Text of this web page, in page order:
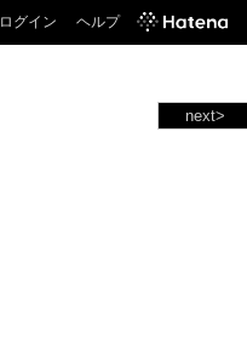
ログイン ヘルプ
next>